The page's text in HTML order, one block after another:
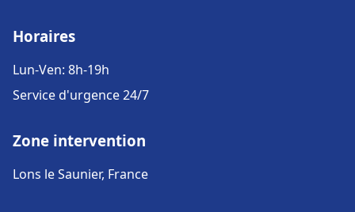
Horaires
Lun-Ven: 8h-19h
Service d'urgence 24/7
Zone intervention
Lons le Saunier, France